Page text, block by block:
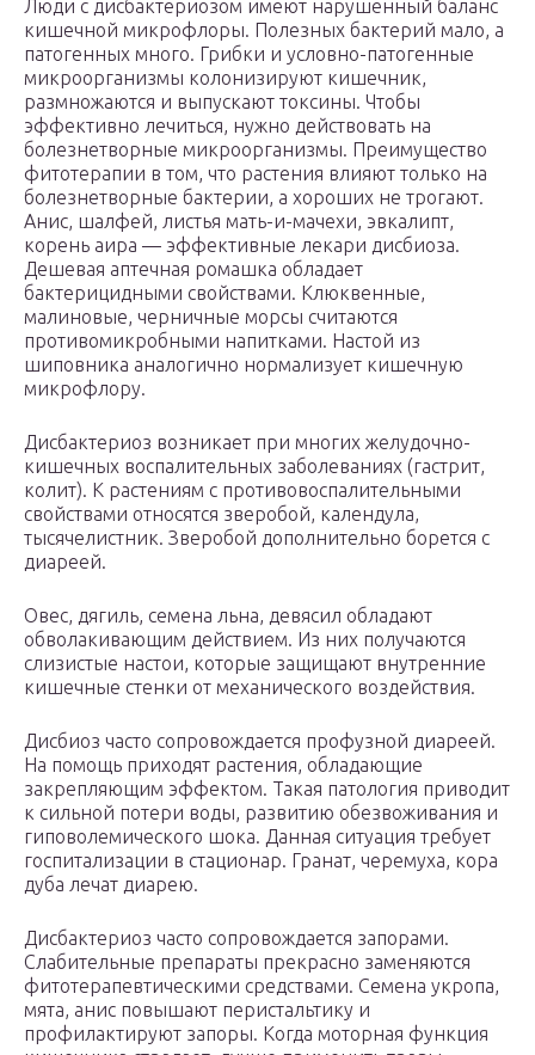
Люди с дисбактериозом имеют нарушенный баланс
кишечной микрофлоры. Полезных бактерий мало, а
патогенных много. Грибки и условно-патогенные
микроорганизмы колонизируют кишечник,
размножаются и выпускают токсины. Чтобы
эффективно лечиться, нужно действовать на
болезнетворные микроорганизмы. Преимущество
фитотерапии в том, что растения влияют только на
болезнетворные бактерии, а хороших не трогают.
Анис, шалфей, листья мать-и-мачехи, эвкалипт,
корень аира — эффективные лекари дисбиоза.
Дешевая аптечная ромашка обладает
бактерицидными свойствами. Клюквенные,
малиновые, черничные морсы считаются
противомикробными напитками. Настой из
шиповника аналогично нормализует кишечную
микрофлору.
Дисбактериоз возникает при многих желудочно-
кишечных воспалительных заболеваниях (гастрит,
колит). К растениям с противовоспалительными
свойствами относятся зверобой, календула,
тысячелистник. Зверобой дополнительно борется с
диареей.
Овес, дягиль, семена льна, девясил обладают
обволакивающим действием. Из них получаются
слизистые настои, которые защищают внутренние
кишечные стенки от механического воздействия.
Дисбиоз часто сопровождается профузной диареей.
На помощь приходят растения, обладающие
закрепляющим эффектом. Такая патология приводит
к сильной потери воды, развитию обезвоживания и
гиповолемического шока. Данная ситуация требует
госпитализации в стационар. Гранат, черемуха, кора
дуба лечат диарею.
Дисбактериоз часто сопровождается запорами.
Слабительные препараты прекрасно заменяются
фитотерапевтическими средствами. Семена укропа,
мята, анис повышают перистальтику и
профилактируют запоры. Когда моторная функция